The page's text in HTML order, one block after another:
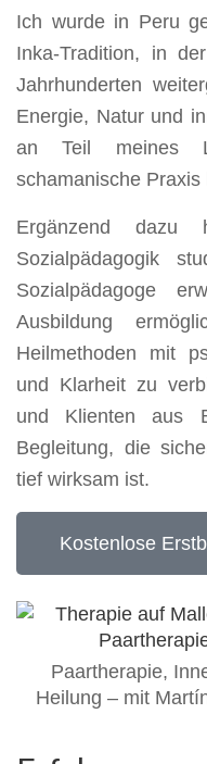
Ich wurde in Peru
Inka-Tradition, in
Jahrhunderten
Energie, Natur und
an Teil meines
schamanische Praxis
Ergänzend dazu
Sozialpädagogik
Sozialpädagoge
Ausbildung
Heilmethoden mit
und Klarheit zu
und Klienten aus
Begleitung, die
tief wirksam ist.
Kostenlose
Paartherapie,
Heilung – mit